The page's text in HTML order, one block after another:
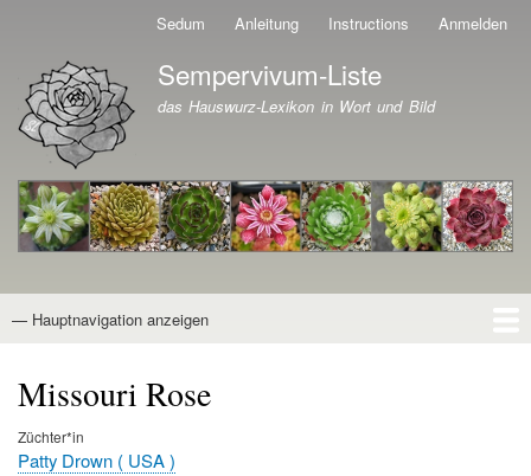
Direkt
zum
Inhalt
Sedum Anleitung Instructions Anmelden
Branding der Website
Sempervivum-Liste
das Hauswurz-Lexikon in Wort und Bild
Hauptnavigation
— Hauptnavigation anzeigen
Missouri Rose
Züchter*in
Patty Drown ( USA )